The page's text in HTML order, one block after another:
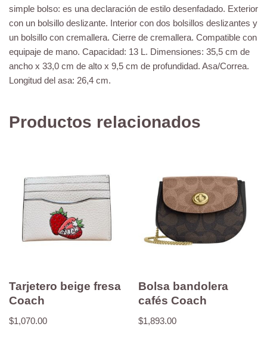
simple bolso: es una declaración de estilo desenfadado. Exterior
con un bolsillo deslizante. Interior con dos bolsillos deslizantes y
un bolsillo con cremallera. Cierre de cremallera. Compatible con
equipaje de mano. Capacidad: 13 L. Dimensiones: 35,5 cm de
ancho x 33,0 cm de alto x 9,5 cm de profundidad. Asa/Correa.
Longitud del asa: 26,4 cm.
Productos relacionados
Tarjetero beige fresa
Coach
$1,070.00
Bolsa bandolera
cafés Coach
$1,893.00